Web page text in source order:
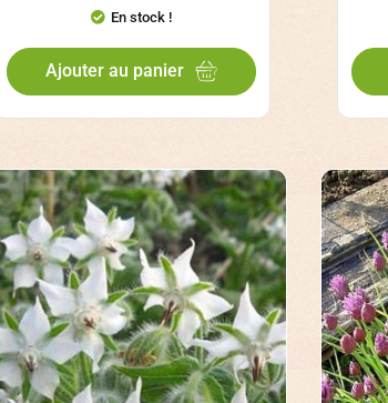
En stock !
Ajouter au panier